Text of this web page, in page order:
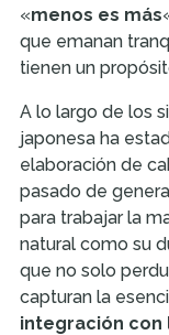
«menos es más
que emanan
tienen un
A lo largo de los
japonesa ha
elaboración de
pasado de
para trabajar la
natural como su
que no solo
capturan la
integración con